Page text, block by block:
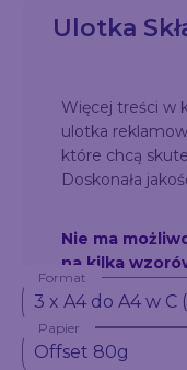
Ulotka
Więcej treści w
ulotka
które chcą
Doskonała
Nie ma
na kilka
zrealizowany
niezależnie
Przykład: Jeśli
sztuk w
Format
3 x A4 do A4 w C
Papier
Offset 80g